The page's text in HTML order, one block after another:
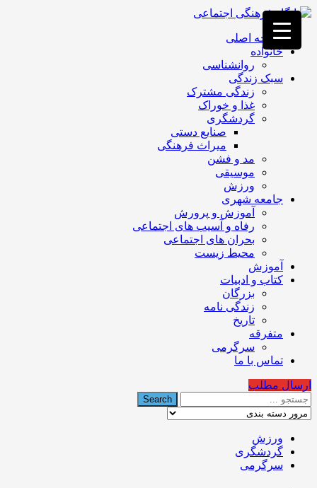
فصد
خون
غرب
تهران
خشکشویی
تصفیه
تهران
صفحه اصلی
خانواده
روانشناسی
سبک زندگی
زندگی مشترک
غذا و خوراک
گردشگری
صنایع دستی
میراث فرهنگی
مد و فشن
موسیقی
ورزش
جامعه شهری
آموزش و پرورش
رفاه و آسیب های اجتماعی
بحران های اجتماعی
محیط زیست
آموزش
کتاب و ادبیات
بزرگان
زندگی نامه
تاریخ
متفرقه
سرگرمی
تماس با ما
ارسال مطلب
ورزش
گردشگری
سرگرمی